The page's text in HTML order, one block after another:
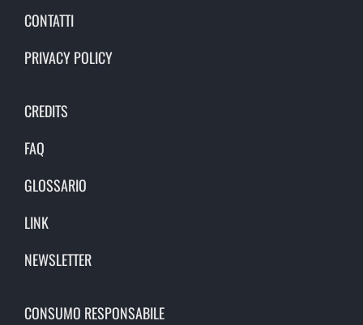
CONTATTI
PRIVACY POLICY
CREDITS
FAQ
GLOSSARIO
LINK
NEWSLETTER
CONSUMO RESPONSABILE